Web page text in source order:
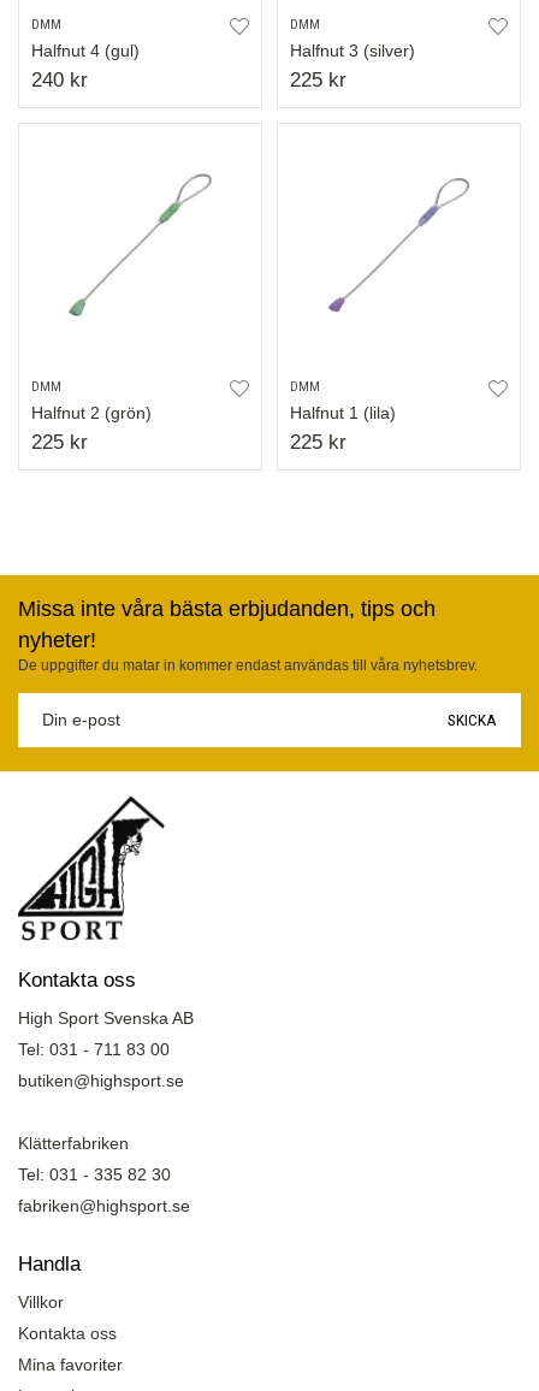
DMM
Halfnut 4 (gul)
240 kr
DMM
Halfnut 3 (silver)
225 kr
DMM
Halfnut 2 (grön)
225 kr
DMM
Halfnut 1 (lila)
225 kr
Missa inte våra bästa erbjudanden, tips och
nyheter!
De uppgifter du matar in kommer endast användas till våra nyhetsbrev.
SKICKA
Kontakta oss
High Sport Svenska AB
Tel: 031 - 711 83 00
butiken@highsport.se
Klätterfabriken
Tel: 031 - 335 82 30
fabriken@highsport.se
Handla
Villkor
Kontakta oss
Mina favoriter